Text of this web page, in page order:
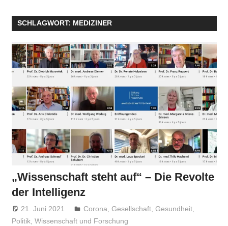
SCHLAGWORT: MEDIZINER
„Wissenschaft steht auf“ – Die Revolte
der Intelligenz
21. Juni 2021 Niki Vogt
Corona,Gesellschaft,Gesundheit,
Politik, Wissenschaft und Forschung